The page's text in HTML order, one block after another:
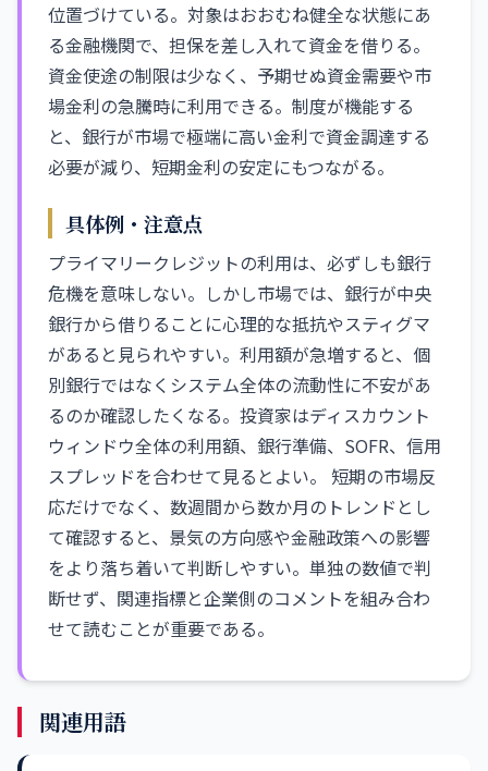
位置づけている。対象はおおむね健全な状態にあ
る金融機関で、担保を差し入れて資金を借りる。
資金使途の制限は少なく、予期せぬ資金需要や市
場金利の急騰時に利用できる。制度が機能する
と、銀行が市場で極端に高い金利で資金調達する
必要が減り、短期金利の安定にもつながる。
具体例・注意点
プライマリークレジットの利用は、必ずしも銀行
危機を意味しない。しかし市場では、銀行が中央
銀行から借りることに心理的な抵抗やスティグマ
があると見られやすい。利用額が急増すると、個
別銀行ではなくシステム全体の流動性に不安があ
るのか確認したくなる。投資家はディスカウント
ウィンドウ全体の利用額、銀行準備、SOFR、信用
スプレッドを合わせて見るとよい。 短期の市場反
応だけでなく、数週間から数か月のトレンドとし
て確認すると、景気の方向感や金融政策への影響
をより落ち着いて判断しやすい。単独の数値で判
断せず、関連指標と企業側のコメントを組み合わ
せて読むことが重要である。
関連用語